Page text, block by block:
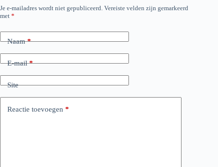
Je e-mailadres wordt niet gepubliceerd. Vereiste velden zijn gemarkeerd
met *
Naam*
E-mail*
Site
Reactie toevoegen *